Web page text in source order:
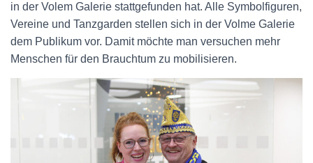
in der Volem Galerie stattgefunden hat. Alle Symbolfiguren,
Vereine und Tanzgarden stellen sich in der Volme Galerie
dem Publikum vor. Damit möchte man versuchen mehr
Menschen für den Brauchtum zu mobilisieren.